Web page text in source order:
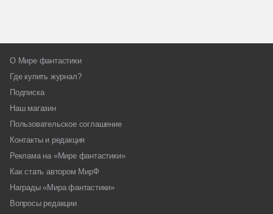
О Мире фантастики
Где купить журнал?
Подписка
Наш магазин
Пользовательское соглашение
Контакты и редакция
Реклама на «Мире фантастики»
Как стать автором МирФ
Награды «Мира фантастики»
Вопросы редакции